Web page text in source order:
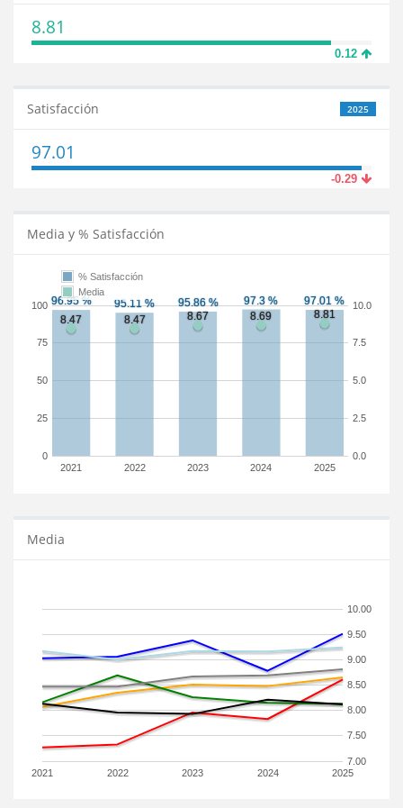
8.81
0.12
2025
Satisfacción
97.01
-0.29
Media y % Satisfacción
2021 2022 2023 2024 2025
0
25
50
75
100
0.0
2.5
5.0
7.5
10.0
% Satisfacción
Media
Media
2021 2022 2023 2024 2025
7.00
7.50
8.00
8.50
9.00
9.50
10.00